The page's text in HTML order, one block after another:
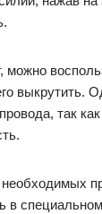
можно
выкрутить.
так
в